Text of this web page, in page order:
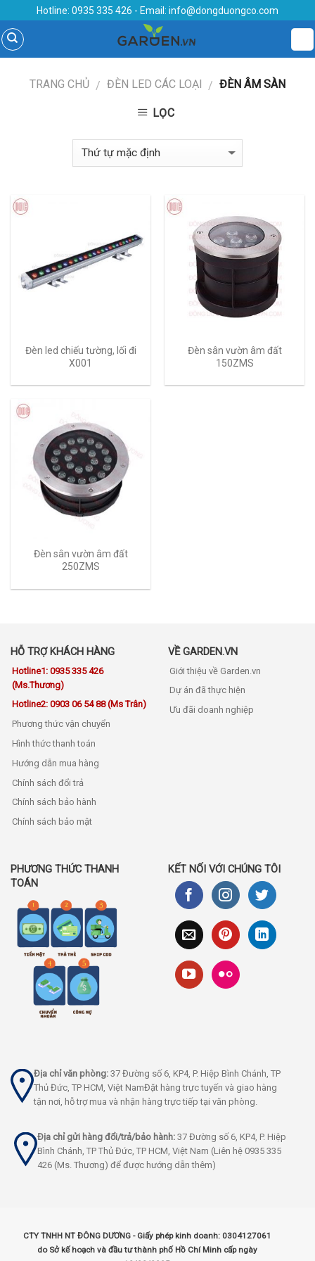
to
content
Hotline: 0935 335 426 - Email: info@dongduongco.com
TRANG CHỦ / ĐÈN LED CÁC LOẠI / ĐÈN ÂM SÀN
LỌC
Đèn led chiếu tường, lối đi
X001
Đèn sân vườn âm đất
150ZMS
Đèn sân vườn âm đất
250ZMS
HỖ TRỢ KHÁCH HÀNG
Hotline1: 0935 335 426
(Ms.Thương)
Hotline2: 0903 06 54 88 (Ms Trân)
Phương thức vận chuyển
Hình thức thanh toán
Hướng dẫn mua hàng
Chính sách đổi trả
Chính sách bảo hành
Chính sách bảo mật
VỀ GARDEN.VN
Giới thiệu về Garden.vn
Dự án đã thực hiện
Ưu đãi doanh nghiệp
PHƯƠNG THỨC THANH
TOÁN
KẾT NỐI VỚI CHÚNG TÔI
Địa chỉ văn phòng: 37 Đường số 6, KP4, P. Hiệp Bình Chánh, TP
Thủ Đức, TP HCM, Việt NamĐặt hàng trực tuyến và giao hàng
tận nơi, hỗ trợ mua và nhận hàng trực tiếp tại văn phòng.
Địa chỉ gửi hàng đổi/trả/bảo hành: 37 Đường số 6, KP4, P. Hiệp
Bình Chánh, TP Thủ Đức, TP HCM, Việt Nam (Liên hệ 0935 335
426 (Ms. Thương) để được hướng dẫn thêm)
CTY TNHH NT ĐÔNG DƯƠNG - Giấy phép kinh doanh: 0304127061
do Sở kế hoạch và đầu tư thành phố Hồ Chí Minh cấp ngày